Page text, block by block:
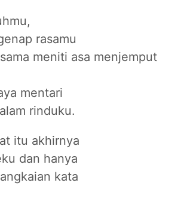
rasamu
meniti asa menjemput
mentari
rinduku.
itu akhirnya
dan hanya
kata